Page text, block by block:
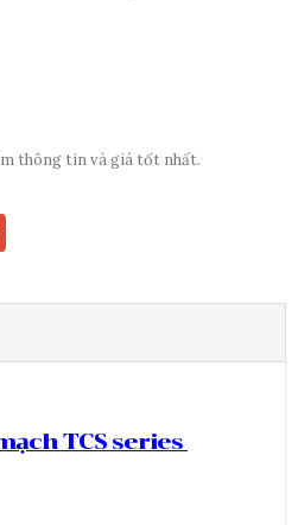
thông tin và giá tốt nhất.
TCS series